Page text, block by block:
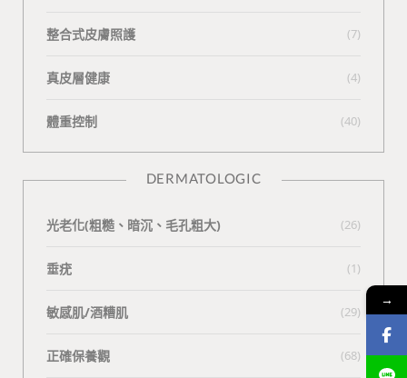
整合式皮膚照護 (7)
真皮層健康 (4)
體重控制 (40)
DERMATOLOGIC
光老化(粗糙、暗沉、毛孔粗大) (26)
垂疣 (1)
敏感肌/酒糟肌 (29)
正確保養觀 (68)
→